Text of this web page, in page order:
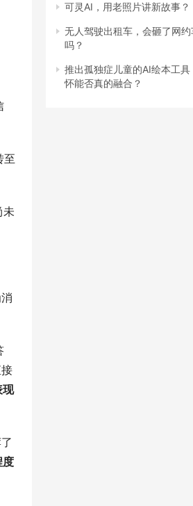
至
未
现
度
可灵AI，用老照片讲新故事？
无人驾驶出租车，会砸了网
吗？
推出孤独症儿童的AI绘本工具
怀能否真的融合？